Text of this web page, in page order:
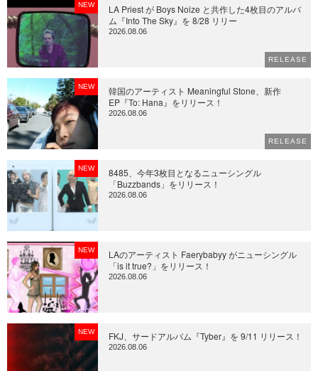
NEW
LA Priest が Boys Noize と共作した4枚目のアルバ
ム『Into The Sky』を 8/28 リリー
2026.08.06
RELEASE
NEW
韓国のアーティスト Meaningful Stone、新作
EP『To: Hana』をリリース！
2026.08.06
RELEASE
NEW
8485、今年3枚目となるニューシングル
「Buzzbands」をリリース！
2026.08.06
NEW
LAのアーティスト Faerybabyy がニューシングル
「is it true?」をリリース！
2026.08.06
NEW FKJ、サードアルバム『Tyber』を 9/11 リリース！
2026.08.06